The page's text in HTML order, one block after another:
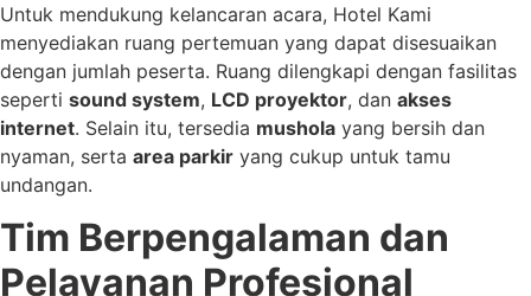
Untuk mendukung kelancaran acara, Hotel Kami
menyediakan ruang pertemuan yang dapat disesuaikan
dengan jumlah peserta. Ruang dilengkapi dengan fasilitas
seperti sound system, LCD proyektor, dan akses
internet. Selain itu, tersedia mushola yang bersih dan
nyaman, serta area parkir yang cukup untuk tamu
undangan.
Tim Berpengalaman dan
Pelayanan Profesional